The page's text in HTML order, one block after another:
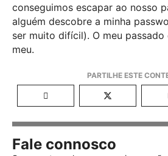
conseguimos escapar ao nosso
alguém descobre a minha
ser muito difícil). O meu passado
meu.
Fale connosco